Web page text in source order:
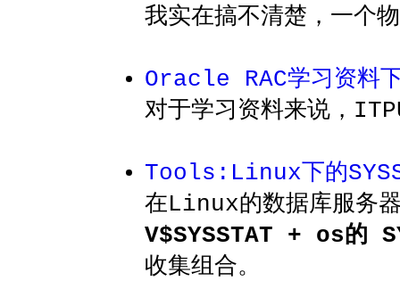
我实在搞不清楚，一个
Oracle RAC学习资料
对于学习资料来说，
Tools:Linux下的
在Linux的数据库服务
V$SYSSTAT + os的
收集组合。